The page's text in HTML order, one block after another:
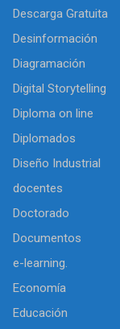
Descarga Gratuita
Desinformación
Diagramación
Digital Storytelling
Diploma on line
Diplomados
Diseño Industrial
docentes
Doctorado
Documentos
e-learning.
Economía
Educación